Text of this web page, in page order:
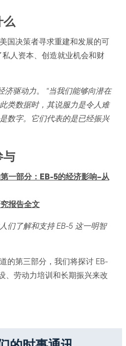
么
国决策者寻求重建和发展的可
人资本、创造就业机会和财
济驱动力。 “当我们能够向潜在
类数据时，其说服力是令人难
数字。它们代表的是已经振兴
与
一部分：EB-5的经济影响–从
报告全文
们了解和支持 EB-5 这一明智
的第三部分，我们将探讨 EB-
、劳动力培训和长期振兴来改